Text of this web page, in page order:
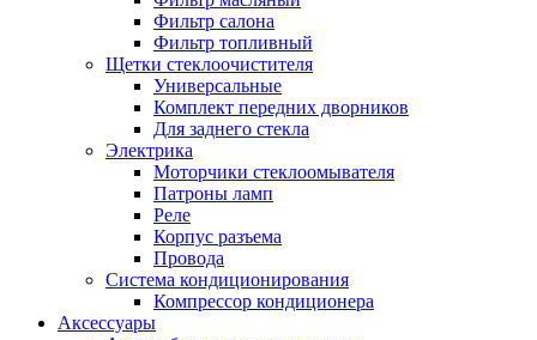
Фильтр салона
Фильтр топливный
Щетки стеклоочистителя
Универсальные
Комплект передних дворников
Для заднего стекла
Электрика
Моторчики стеклоомывателя
Патроны ламп
Реле
Корпус разъема
Провода
Система кондиционирования
Компрессор кондиционера
Аксессуары